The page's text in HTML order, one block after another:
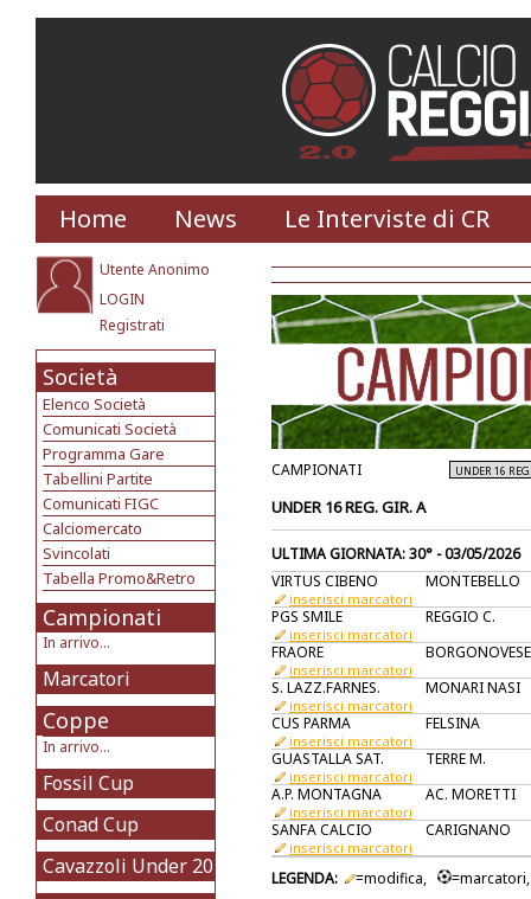
Home News Le Interviste di CR
Utente Anonimo
LOGIN
Registrati
Società
Elenco Società
Comunicati Società
Programma Gare
Tabellini Partite
Comunicati FIGC
Calciomercato
Svincolati
Tabella Promo&Retro
Campionati
In arrivo...
Marcatori
Coppe
In arrivo...
Fossil Cup
Conad Cup
Cavazzoli Under 20
CAMPIONATI
UNDER 16 REG. GIR. A
ULTIMA GIORNATA: 30° - 03/05/2026
VIRTUS CIBENO
MONTEBELLO
inserisci marcatori
PGS SMILE REGGIO C.
inserisci marcatori
FRAORE BORGONOVESE
inserisci marcatori
S. LAZZ.FARNES. MONARI NASI
inserisci marcatori
CUS PARMA FELSINA
inserisci marcatori
GUASTALLA SAT. TERRE M.
inserisci marcatori
A.P. MONTAGNA AC. MORETTI
inserisci marcatori
SANFA CALCIO CARIGNANO
inserisci marcatori
LEGENDA: =modifica,